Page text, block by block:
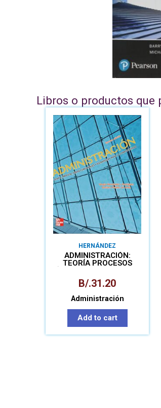
Libros o productos que
HERNÁNDEZ
ADMINISTRACIÓN:
TEORÍA PROCESOS
ESTRATÉGICA
B/.31.20
Administración
Add to cart